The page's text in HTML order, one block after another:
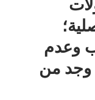
وعدم
وجد من